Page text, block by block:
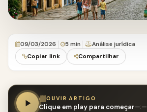
09/03/2026 5 min
Análise jurídica
Copiar link
Compartilhar
OUVIR ARTIGO
Clique em play para começar—:—